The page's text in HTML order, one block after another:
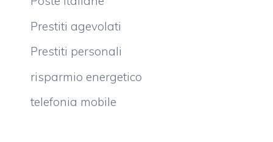
Prestiti agevolati
Prestiti personali
risparmio energetico
telefonia mobile